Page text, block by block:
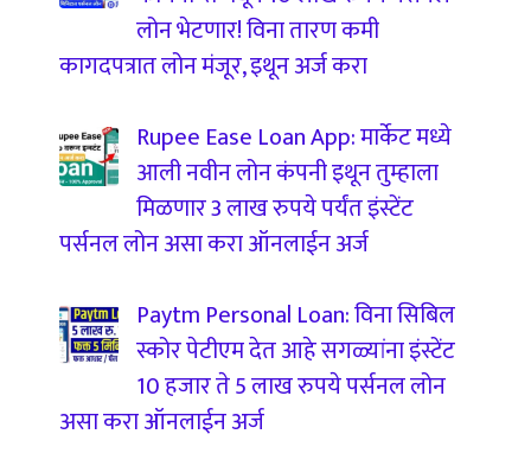
लोन भेटणार! विना तारण कमी
कागदपत्रात लोन मंजूर, इथून अर्ज करा
Rupee Ease Loan App: मार्केट मध्ये
आली नवीन लोन कंपनी इथून तुम्हाला
मिळणार 3 लाख रुपये पर्यंत इंस्टेंट
पर्सनल लोन असा करा ऑनलाईन अर्ज
Paytm Personal Loan: विना सिबिल
स्कोर पेटीएम देत आहे सगळ्यांना इंस्टेंट
10 हजार ते 5 लाख रुपये पर्सनल लोन
असा करा ऑनलाईन अर्ज